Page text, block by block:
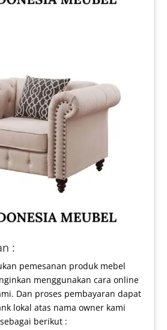
:
pemesanan produk mebel
menggunakan cara online
Dan proses pembayaran dapat
lokal atas nama owner kami
berikut :